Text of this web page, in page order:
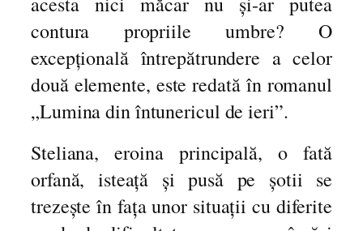
n
q
u
n
t
i
t
y
contura propriile umbre? O
excepțională întrepătrundere a celor
două elemente, este redată în romanul
„Lumina din întunericul de ieri”.
Steliana, eroina principală, o fată
orfană, isteață și pusă pe șotii se
trezește în fața unor situații cu diferite